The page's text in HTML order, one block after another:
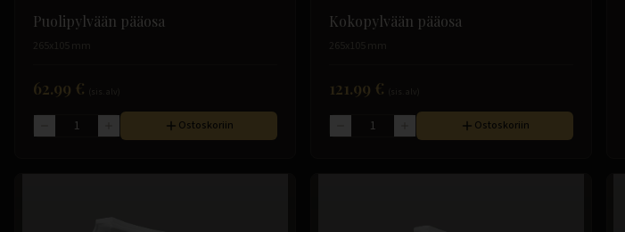
Puolipylvään pääosa
265x105 mm
62.99 €
Ostoskoriin
Kokopylvään pääosa
265x105 mm
121.99 €
Ostoskoriin